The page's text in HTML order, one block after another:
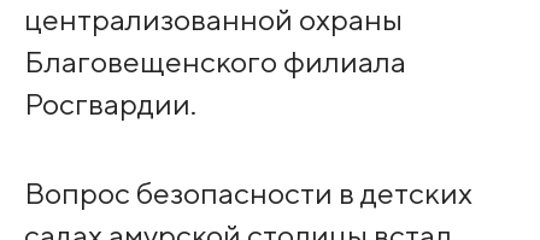
централизованной охраны
Благовещенского филиала
Росгвардии.
Вопрос безопасности в детских